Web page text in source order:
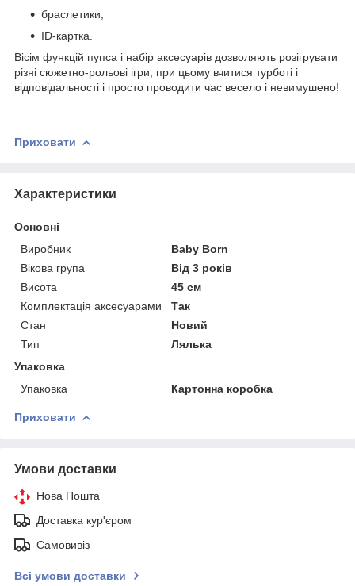
браслетики,
ID-картка.
Вісім функцій пупса і набір аксесуарів дозволяють розігрувати
різні сюжетно-рольові ігри, при цьому вчитися турботі і
відповідальності і просто проводити час весело і невимушено!
Приховати
Характеристики
Основні
Виробник
Baby Born
Вікова група
Від 3 років
Висота
45 см
Комплектація аксесуарами
Так
Стан
Новий
Тип
Лялька
Упаковка
Упаковка
Картонна коробка
Приховати
Умови доставки
Нова Пошта
Доставка кур'єром
Самовивіз
Всі умови доставки